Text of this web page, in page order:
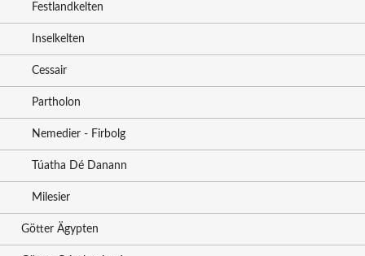
Festlandkelten
Inselkelten
Cessair
Partholon
Nemedier - Firbolg
Túatha Dé Danann
Milesier
Götter Ägypten